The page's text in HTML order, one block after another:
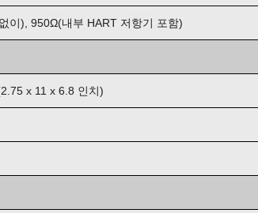
이), 950Ω(내부 HART 저항기 포함)
x 11 x 6.8 인치)